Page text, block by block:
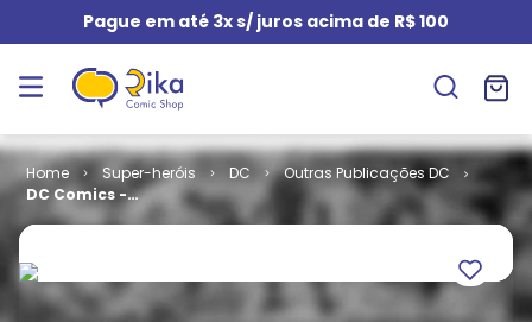
Pague em até 3x s/ juros acima de R$ 100
Super-heróis DC
Outras Publicações DC
DC Comics -
Coleção de
Novels # 118 -
Supergirl -
Morte e a